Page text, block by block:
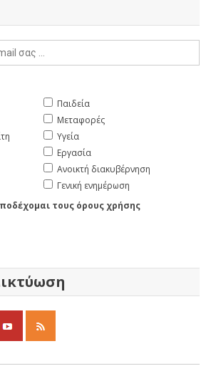
Παιδεία
Μεταφορές
Υγεία
Εργασία
Ανοικτή διακυβέρνηση
Γενική ενημέρωση
τους όρους χρήσης